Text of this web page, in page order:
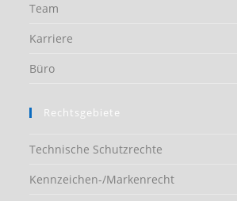
Team
Karriere
Büro
Rechtsgebiete
Technische Schutzrechte
Kennzeichen-/Markenrecht